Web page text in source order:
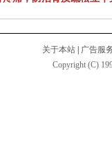
关于本站
广告服
Copyright (C)